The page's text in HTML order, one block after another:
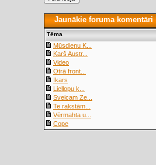
Jaunākie foruma komentāri
Tēma
Mūsdienu K...
Karš Austr...
Video
Otrā front...
Ikars
Liellopu k...
Sveicam Ze...
Te rakstām...
Vērmahta u...
Cope